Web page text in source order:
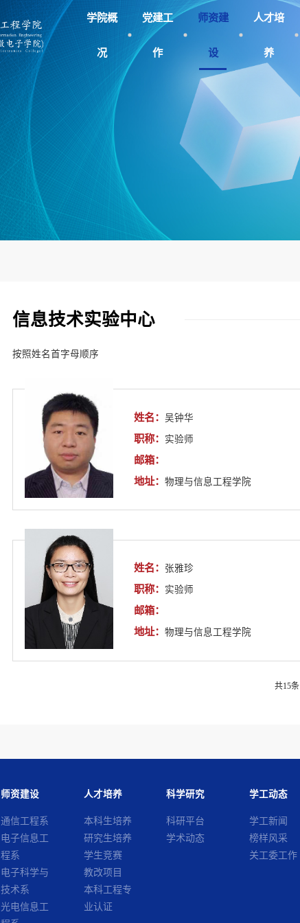
学院概
况
党建工
作
师资建
设
人才培
养
信息技术实验中心
按照姓名首字母顺序
姓名：吴钟华
职称： 实验师
邮箱：
地址：物理与信息工程学院
姓名： 张雅珍
职称： 实验师
邮箱：
地址：物理与信息工程学院
共15条
师资建设
通信工程系
电子信息工
程系
电子科学与
技术系
光电信息工
人才培养
本科生培养
研究生培养
学生竞赛
教改项目
本科工程专
业认证
科学研究
科研平台
学术动态
学工动态
学工新闻
榜样风采
关工委工作